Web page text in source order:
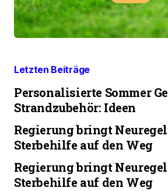
Letzten Beiträge
Personalisierte Sommer
Strandzubehör: Ideen
Regierung bringt
Sterbehilfe auf den Weg
Regierung bringt
Sterbehilfe auf den Weg